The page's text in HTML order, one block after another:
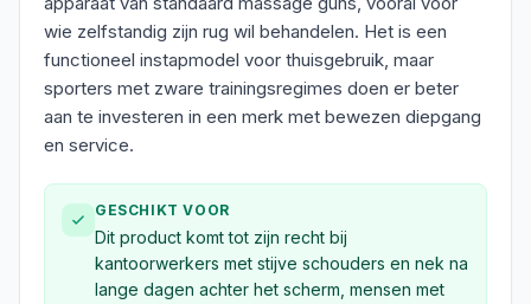
wie zelfstandig zijn rug wil behandelen. Het is een
functioneel instapmodel voor thuisgebruik, maar
sporters met zware trainingsregimes doen er beter
aan te investeren in een merk met bewezen diepgang
en service.
GESCHIKT VOOR
Dit product komt tot zijn recht bij
kantoorwerkers met stijve schouders en nek na
lange dagen achter het scherm, mensen met